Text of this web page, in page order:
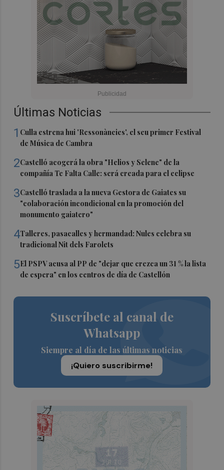
Últimas Noticias
1 Culla estrena hui 'Ressonàncies', el seu primer Festival
de Música de Cambra
2Castelló acogerá la obra "Helios y Selene" de la
compañía Te Falta Calle: será creada para el eclipse
3Castelló traslada a la nueva Gestora de Gaiates su
"colaboración incondicional en la promoción del
monumento gaiatero"
4Talleres, pasacalles y hermandad: Nules celebra su
tradicional Nit dels Farolets
5El PSPV acusa al PP de "dejar que crezca un 31 % la lista
de espera" en los centros de día de Castellón
Suscríbete al canal de
Whatsapp
Siempre al día de las últimas noticias
¡Quiero suscribirme!